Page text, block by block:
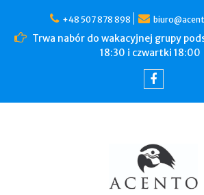
+48 507 878 898
Trwa nabór do wakacyjnej grupy
18:30 i czwartki 18:00